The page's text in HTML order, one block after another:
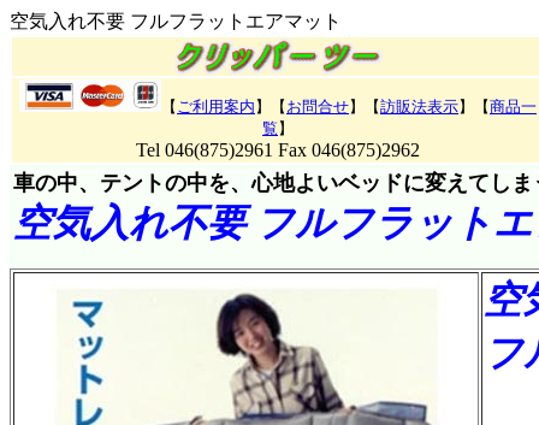
空気入れ不要 フルフラットエアマット
【 ご利用案内 】【 お問合せ】【訪販法表示】【商品一
覧 】
Tel 046(875)2961 Fax 046(875)2962
車の中、テントの中を、心地よいベッドに変えてし
空気入れ不要 フルフラット
空